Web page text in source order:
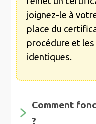
joignez-le à
place du
procédure et
identiques.
Comment
?